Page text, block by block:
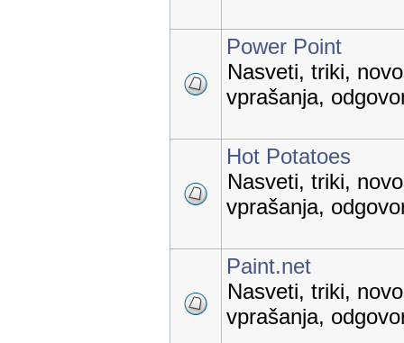
Power Point
Nasveti, triki,
vprašanja,
Hot Potatoes
Nasveti, triki,
vprašanja,
Paint.net
Nasveti, triki,
vprašanja,